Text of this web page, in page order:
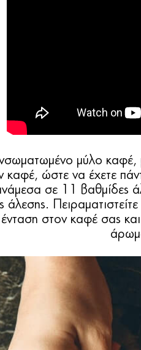
μύλο καφέ,
καφέ, ώστε να έχετε
σε 11 βαθμίδες
άλεσης.
ένταση στον καφέ σας